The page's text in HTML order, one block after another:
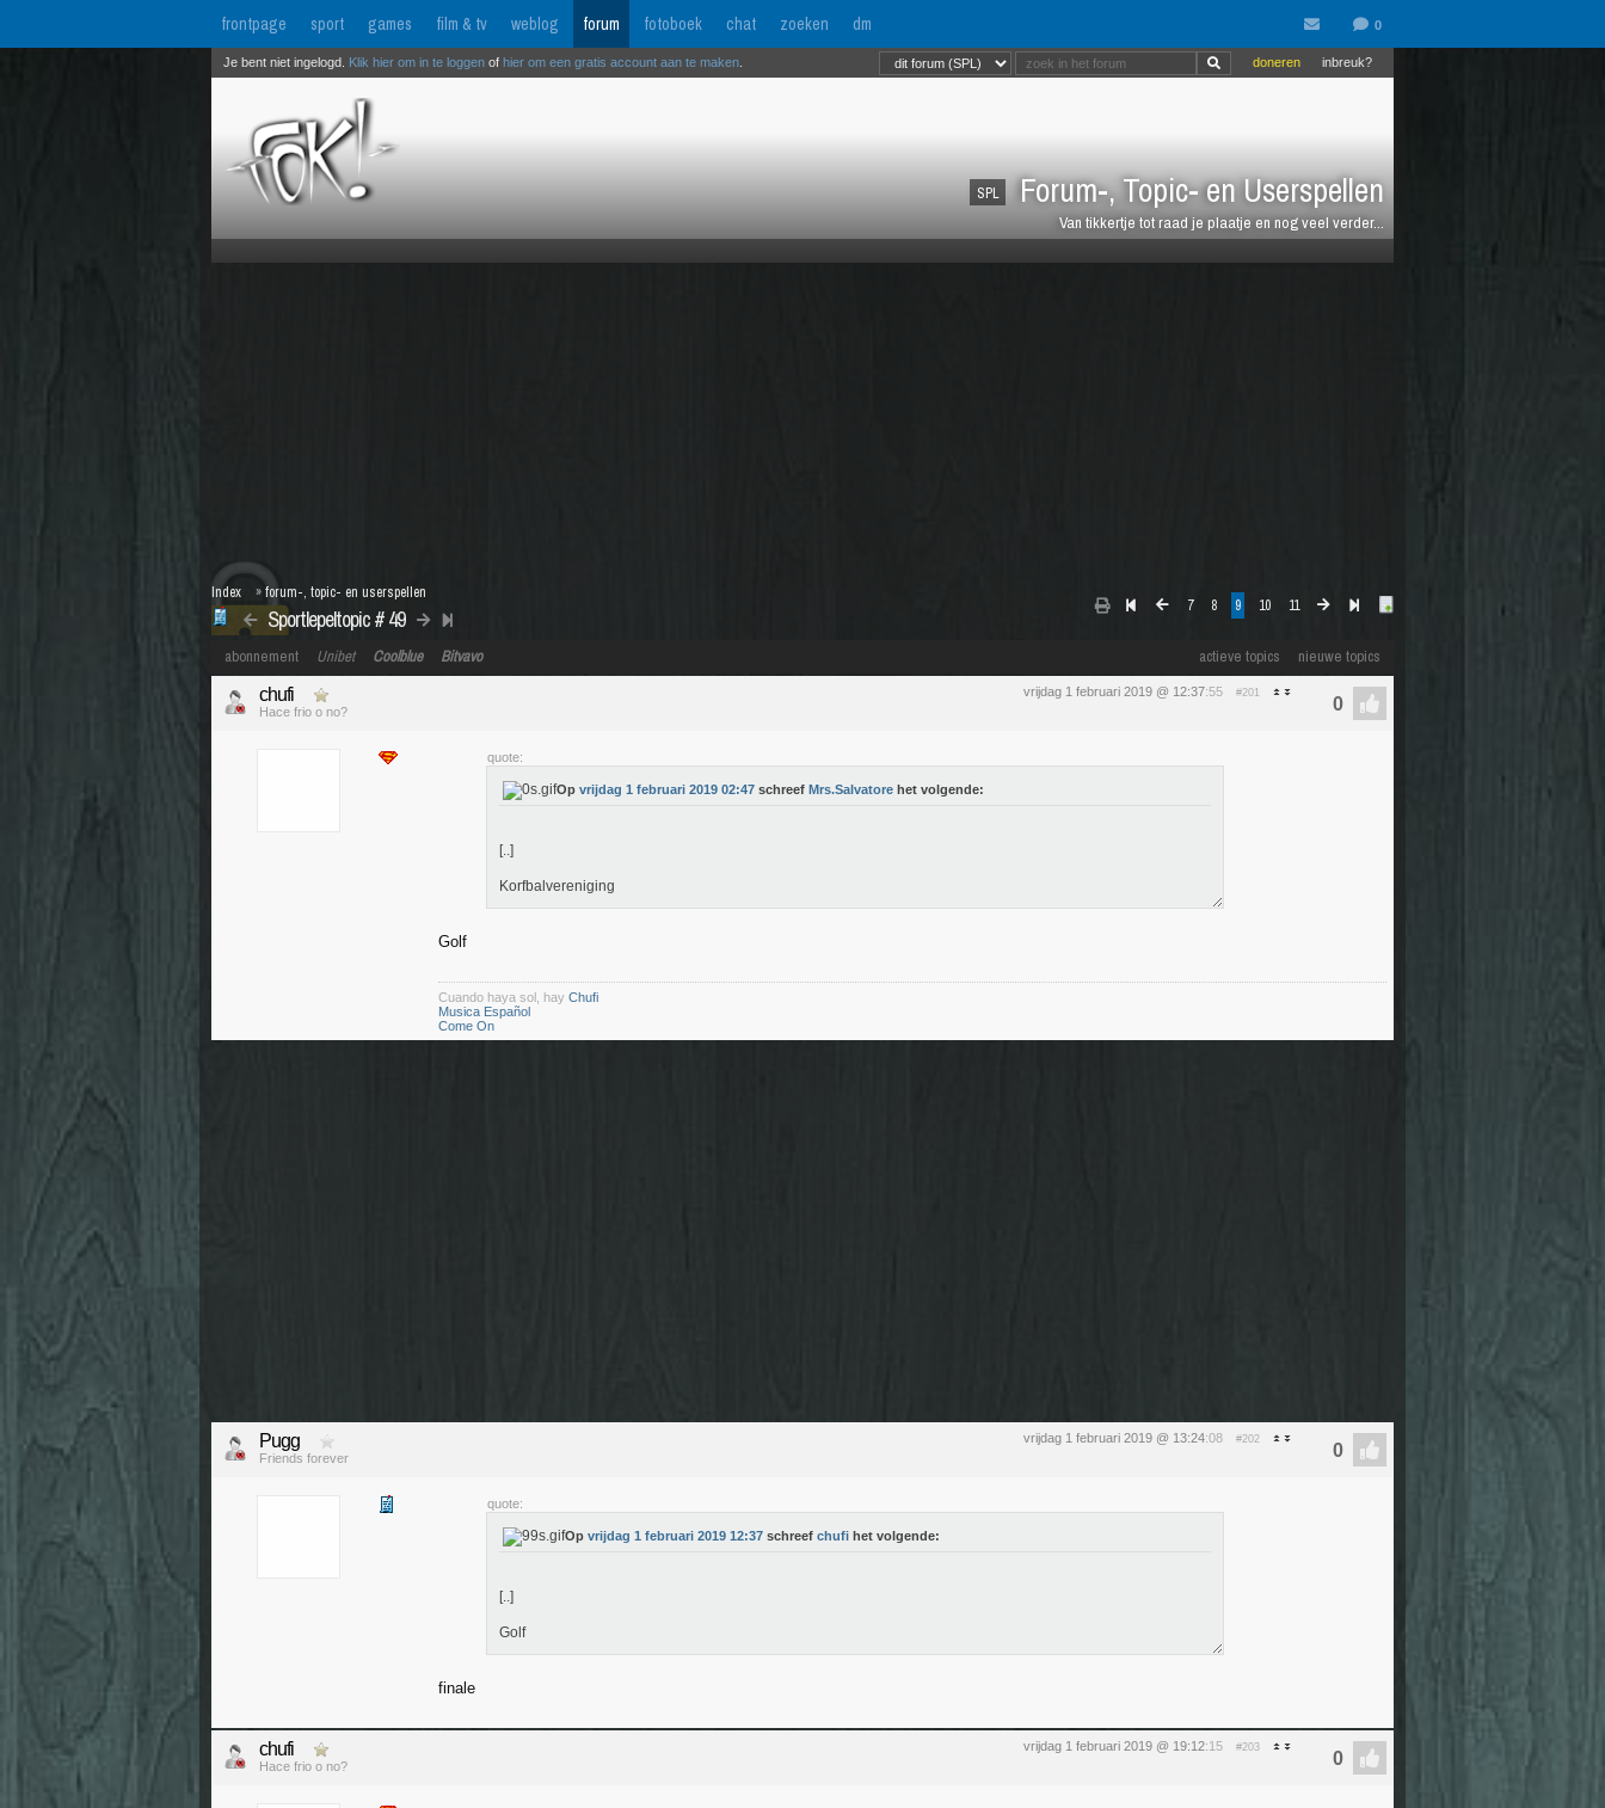
frontpage sport games film & tv weblog forum fotoboek chat zoeken dm
SPL Forum-, Topic- en Userspellen
Van tikkertje tot raad je plaatje en nog veel verder...
inbreuk?
doneren
Je bent niet ingelogd. Klik hier om in te loggen of hier om een gratis account aan te maken
7 8 9 10 11
Sportlepeltopic # 49
Index »forum-, topic- en userspellen
actieve topics nieuwe topics
abonnement Unibet Coolblue Bitvavo
vrijdag 1 februari 2019 @ 12:37:55 #201
chufi
Hace frio o no?
quote:
Op vrijdag 1 februari 2019 02:47 schreef Mrs.Salvatore het volgende:
[..]
Korfbalvereniging
Golf
Cuando haya sol, hay Chufi
Musica Español
Come On
vrijdag 1 februari 2019 @ 13:24:08 #202
Pugg
Friends forever
quote:
Op vrijdag 1 februari 2019 12:37 schreef chufi het volgende:
[..]
Golf
finale
vrijdag 1 februari 2019 @ 19:12:15 #203
chufi
Hace frio o no?